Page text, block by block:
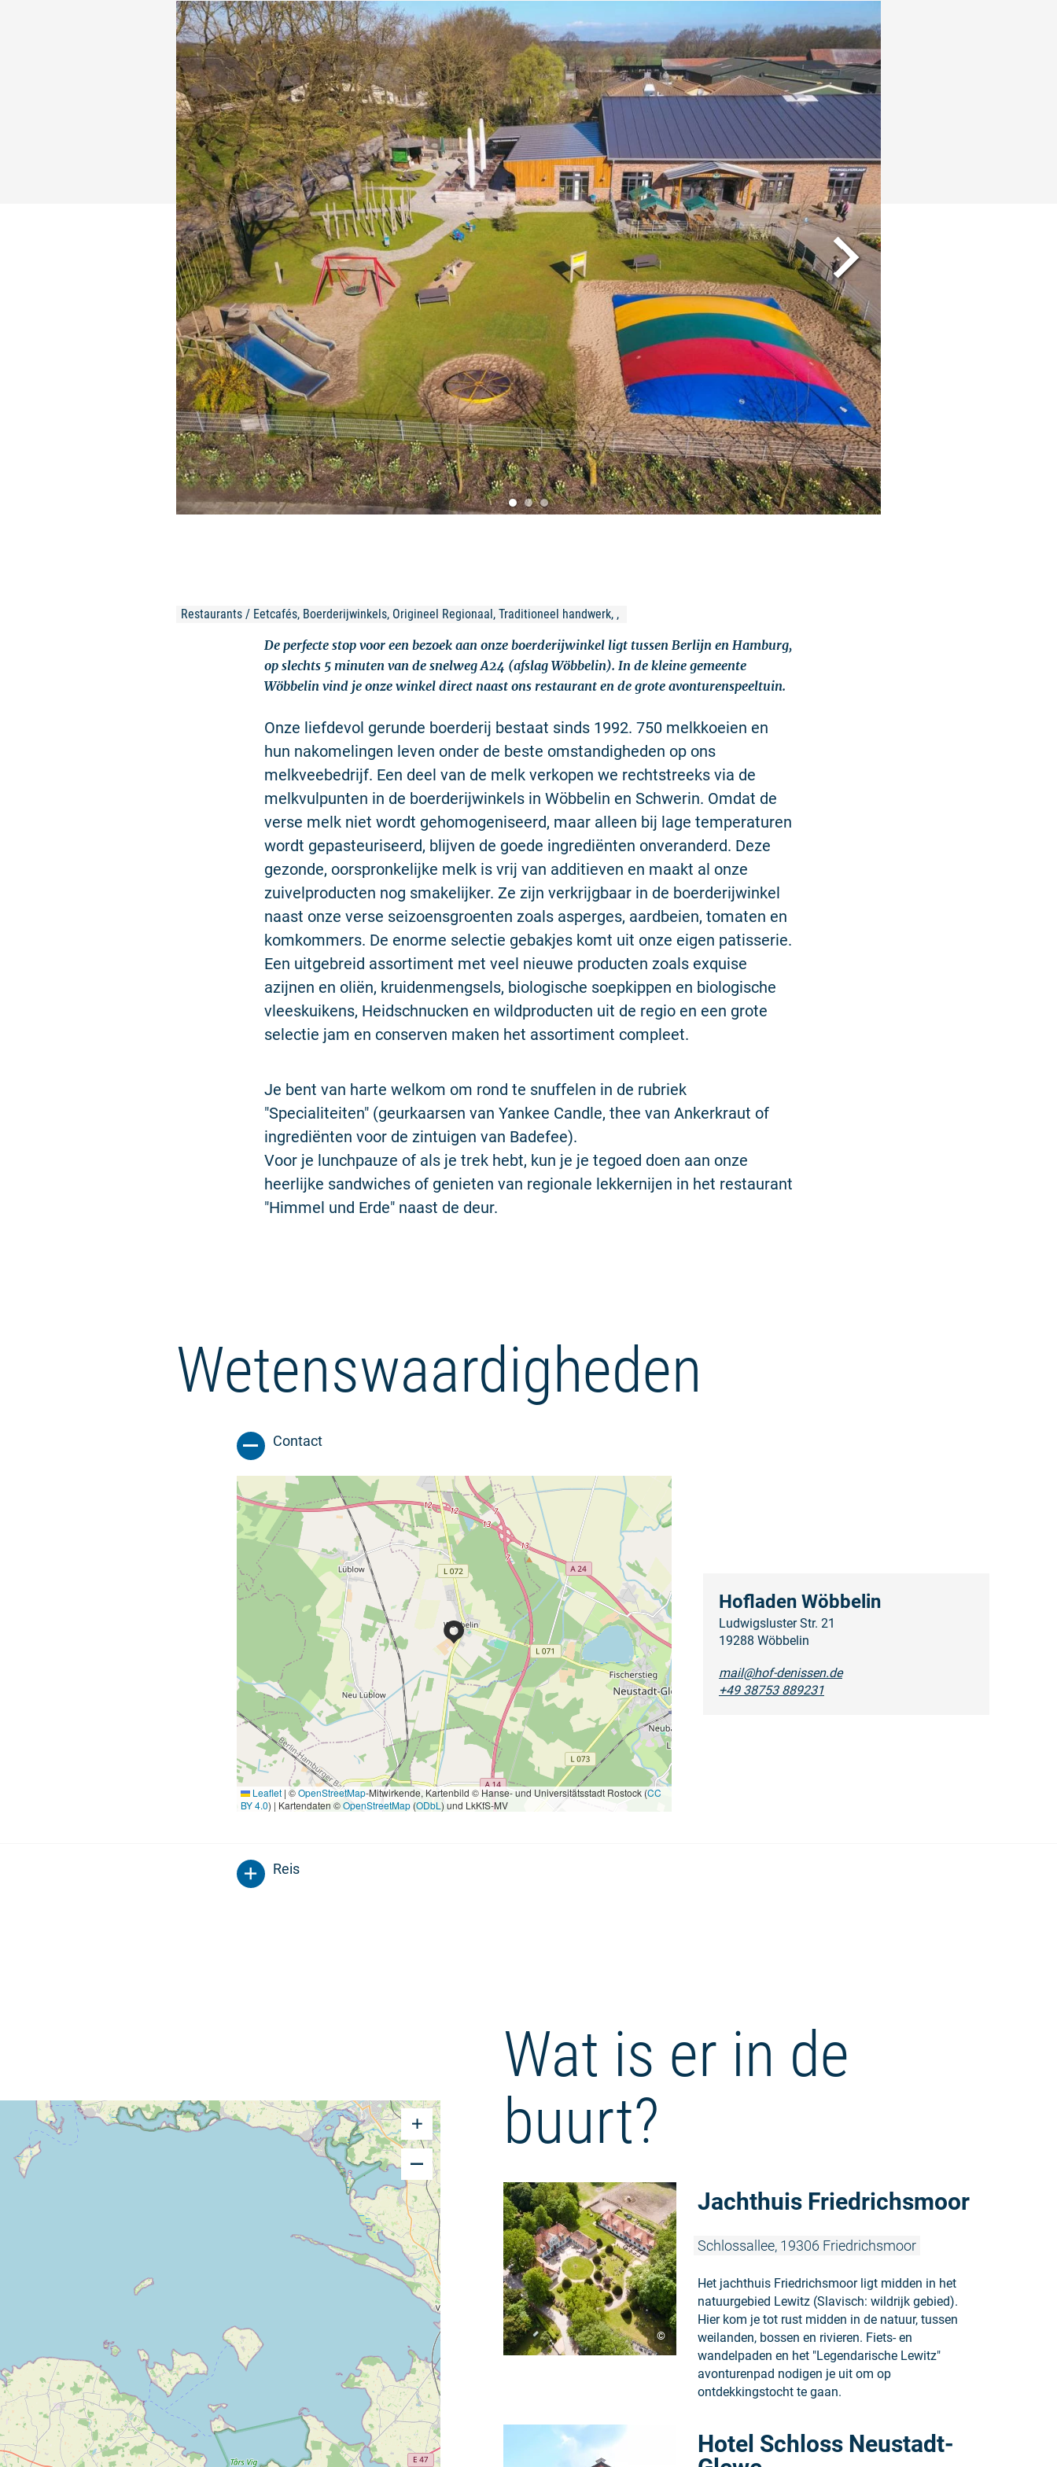
Restaurants / Eetcafés, Boerderijwinkels, Origineel Regionaal, Traditioneel handwerk, ,
De perfecte stop voor een bezoek aan onze boerderijwinkel ligt tussen Berlijn en Hamburg,
op slechts 5 minuten van de snelweg A24 (afslag Wöbbelin). In de kleine gemeente
Wöbbelin vind je onze winkel direct naast ons restaurant en de grote avonturenspeeltuin.
Onze liefdevol gerunde boerderij bestaat sinds 1992. 750 melkkoeien en
hun nakomelingen leven onder de beste omstandigheden op ons
melkveebedrijf. Een deel van de melk verkopen we rechtstreeks via de
melkvulpunten in de boerderijwinkels in Wöbbelin en Schwerin. Omdat de
verse melk niet wordt gehomogeniseerd, maar alleen bij lage temperaturen
wordt gepasteuriseerd, blijven de goede ingrediënten onveranderd. Deze
gezonde, oorspronkelijke melk is vrij van additieven en maakt al onze
zuivelproducten nog smakelijker. Ze zijn verkrijgbaar in de boerderijwinkel
naast onze verse seizoensgroenten zoals asperges, aardbeien, tomaten en
komkommers. De enorme selectie gebakjes komt uit onze eigen patisserie.
Een uitgebreid assortiment met veel nieuwe producten zoals exquise
azijnen en oliën, kruidenmengsels, biologische soepkippen en biologische
vleeskuikens, Heidschnucken en wildproducten uit de regio en een grote
selectie jam en conserven maken het assortiment compleet.
Je bent van harte welkom om rond te snuffelen in de rubriek
"Specialiteiten" (geurkaarsen van Yankee Candle, thee van Ankerkraut of
ingrediënten voor de zintuigen van Badefee).
Voor je lunchpauze of als je trek hebt, kun je je tegoed doen aan onze
heerlijke sandwiches of genieten van regionale lekkernijen in het restaurant
"Himmel und Erde" naast de deur.
Wetenswaardigheden
Contact
Leaflet | ©OpenStreetMap-Mitwirkende, Kartenbild © Hanse- und Universitätsstadt Rostock (CC
BY 4.0) | Kartendaten ©OpenStreetMap(ODbL) und LkKfS-MV
Hofladen Wöbbelin
Ludwigsluster Str. 21
19288 Wöbbelin
mail@hof-denissen.de
+49 38753 889231
Reis
Wat is er in de
buurt?
©
Jachthuis Friedrichsmoor
Schlossallee, 19306 Friedrichsmoor
Het jachthuis Friedrichsmoor ligt midden in het
natuurgebied Lewitz (Slavisch: wildrijk gebied).
Hier kom je tot rust midden in de natuur, tussen
weilanden, bossen en rivieren. Fiets- en
wandelpaden en het "Legendarische Lewitz"
avonturenpad nodigen je uit om op
ontdekkingstocht te gaan.
Hotel Schloss Neustadt-